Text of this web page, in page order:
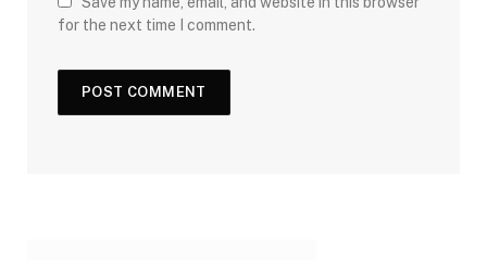
for the next time I comment.